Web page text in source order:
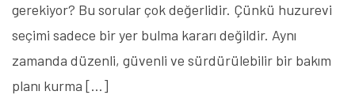
gerekiyor? Bu sorular çok değerlidir. Çünkü huzurevi
seçimi sadece bir yer bulma kararı değildir. Aynı
zamanda düzenli, güvenli ve sürdürülebilir bir bakım
planı kurma […]